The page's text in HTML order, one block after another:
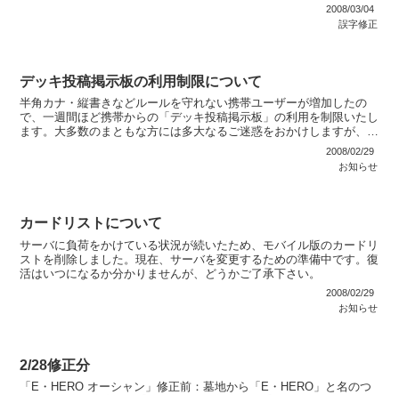
2008/03/04
誤字修正
デッキ投稿掲示板の利用制限について
半角カナ・縦書きなどルールを守れない携帯ユーザーが増加したの
で、一週間ほど携帯からの「デッキ投稿掲示板」の利用を制限いたし
ます。大多数のまともな方には多大なるご迷惑をおかけしますが、ご
2008/02/29
お知らせ
カードリストについて
サーバに負荷をかけている状況が続いたため、モバイル版のカードリ
ストを削除しました。現在、サーバを変更するための準備中です。復
活はいつになるか分かりませんが、どうかご了承下さい。
2008/02/29
お知らせ
2/28修正分
「E・HERO オーシャン」修正前：墓地から「E・HERO」と名のつ